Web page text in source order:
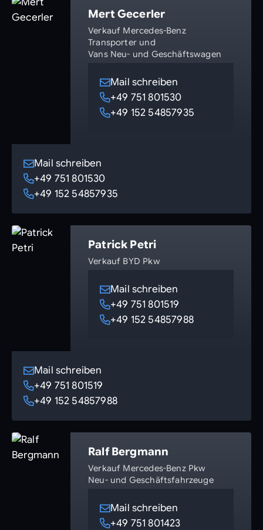
Mert Gecerler
Verkauf Mercedes-Benz
Transporter und
Vans Neu- und Geschäftswagen
Mail schreiben
+49 751 801530
+49 152 54857935
Mail schreiben
+49 751 801530
+49 152 54857935
Patrick Petri
Verkauf BYD Pkw
Mail schreiben
+49 751 801519
+49 152 54857988
Mail schreiben
+49 751 801519
+49 152 54857988
Ralf Bergmann
Verkauf Mercedes-Benz Pkw
Neu- und Geschäftsfahrzeuge
Mail schreiben
+49 751 801423